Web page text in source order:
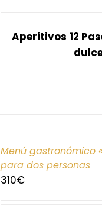
Aperitivos 12
Menú gastronómico
para dos personas
310€